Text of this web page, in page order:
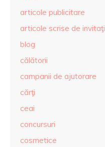
articole publicitare
articole scrise de invitaţi
blog
călătorii
campanii de ajutorare
cărţi
ceai
concursuri
cosmetice